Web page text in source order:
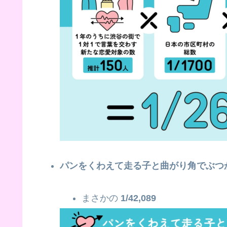
パンをくわえて走る子と曲がり角でぶつ
まさかの 1/42,089